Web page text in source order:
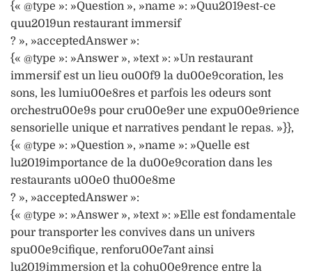
{« @type »: »Question », »name »: »Quu2019est-ce
quu2019un restaurant immersif
? », »acceptedAnswer »:
{« @type »: »Answer », »text »: »Un restaurant
immersif est un lieu ou00f9 la du00e9coration, les
sons, les lumiu00e8res et parfois les odeurs sont
orchestru00e9s pour cru00e9er une expu00e9rience
sensorielle unique et narratives pendant le repas. »}},
{« @type »: »Question », »name »: »Quelle est
lu2019importance de la du00e9coration dans les
restaurants u00e0 thu00e8me
? », »acceptedAnswer »:
{« @type »: »Answer », »text »: »Elle est fondamentale
pour transporter les convives dans un univers
spu00e9cifique, renforu00e7ant ainsi
lu2019immersion et la cohu00e9rence entre la